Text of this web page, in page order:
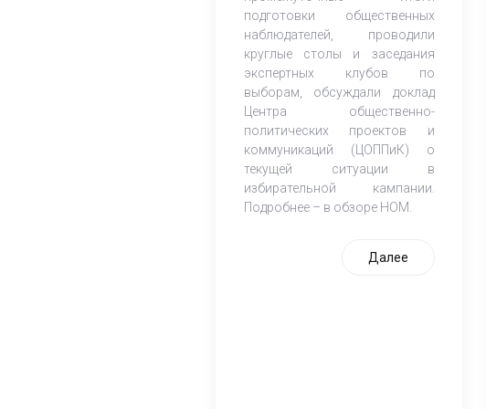
подготовки общественных
наблюдателей, проводили
круглые столы и заседания
экспертных клубов по
выборам, обсуждали доклад
Центра общественно-
политических проектов и
коммуникаций (ЦОППиК) о
текущей ситуации в
избирательной кампании.
Подробнее – в обзоре НОМ.
Далее